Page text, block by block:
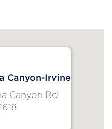
Canyon-Irvine
Canyon Rd